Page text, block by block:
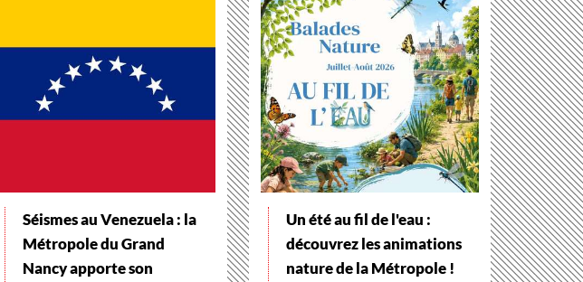
Séismes au Venezuela : la
Métropole du Grand
Nancy apporte son
Un été au fil de l'eau :
découvrez les animations
nature de la Métropole !